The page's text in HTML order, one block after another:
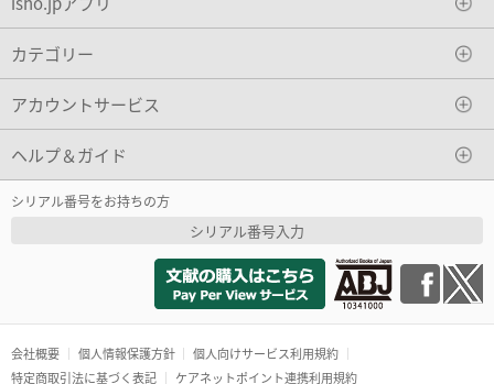
カテゴリー
アカウントサービス
ヘルプ＆ガイド
シリアル番号をお持ちの方
シリアル番号入力
会社概要 個人情報保護方針
個人向けサービス利用規約
特定商取引法に基づく表記
ケアネットポイント連携利用規約